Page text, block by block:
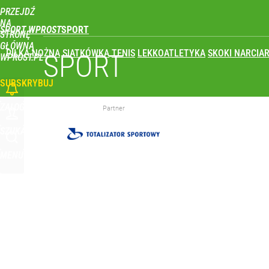
PRZEJDŹ
NA
STRONĘ
GŁÓWNĄ
WPROST.PL
SPORT WPROST
PIŁKA NOŻNA SIATKÓWKA TENIS LEKKOATLETYKA SKOKI
SUBSKRYBUJ
Polka wróciła po udarze i nie kryła wzruszenia. To
Ukrainka koszmarem Igi Świątek? Popsute
SPORT
Partner